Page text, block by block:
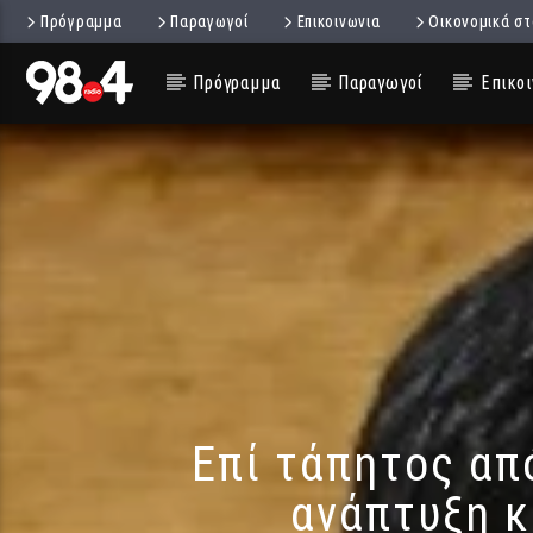
Πρόγραμμα Παραγωγοί Επικοινωνια Οικονομικά
Πρόγραμμα Παραγωγοί
Επί τάπητος
ανάπτυξη